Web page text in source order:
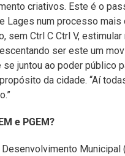
criativos. Este é o
Lages num processo
sem Ctrl C Ctrl V,
ser este um
se juntou ao poder público
da cidade. “Aí
e PGEM?
Desenvolvimento